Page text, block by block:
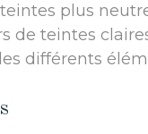
plus
de teintes
différents